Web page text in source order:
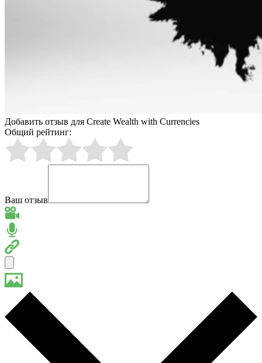
Добавить отзыв для Create Wealth with Currencies
Общий рейтинг:
Ваш отзыв